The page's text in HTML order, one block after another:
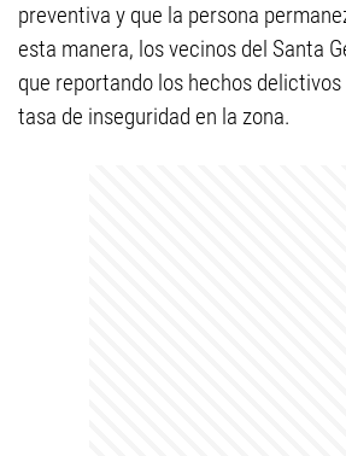
preventiva y que la persona
esta manera, los vecinos del Santa
que reportando los hechos
tasa de inseguridad en la zona.